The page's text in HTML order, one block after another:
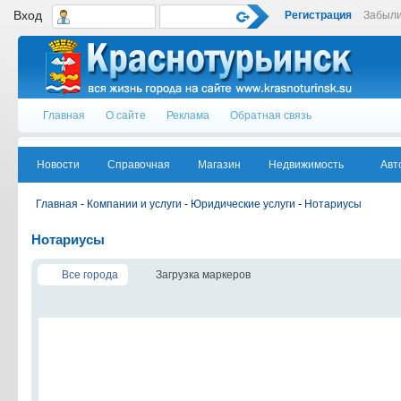
Вход Регистрация
Главная О сайте Реклама Обратная связь
Новости Справочная Магазин Недвижимость
Главная - Компании и услуги - Юридические услуги - Нотариусы
Нотариусы
Все города Загрузка маркеров